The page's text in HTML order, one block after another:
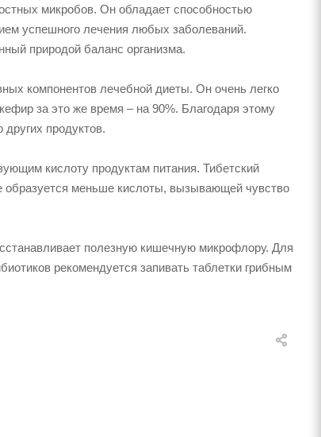
микробов. Он обладает способностью
успешного лечения любых заболеваний.
природой баланс организма.
компонентов лечебной диеты. Он очень легко
за это же время – на 90%. Благодаря этому
продуктов.
кислоту продуктам питания. Тибетский
образуется меньше кислоты, вызывающей чувство
полезную кишечную микрофлору. Для
рекомендуется запивать таблетки грибным